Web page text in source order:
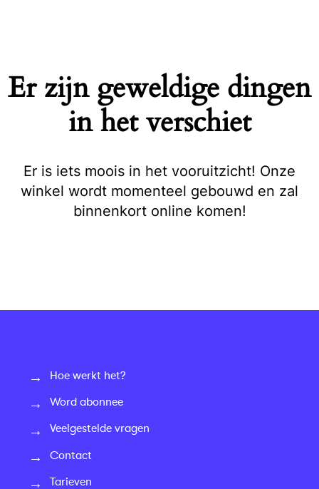
Er zijn geweldige dingen
in het verschiet
Er is iets moois in het vooruitzicht! Onze
winkel wordt momenteel gebouwd en zal
binnenkort online komen!
Hoe werkt het?
Word abonnee
Veelgestelde vragen
Contact
Tarieven